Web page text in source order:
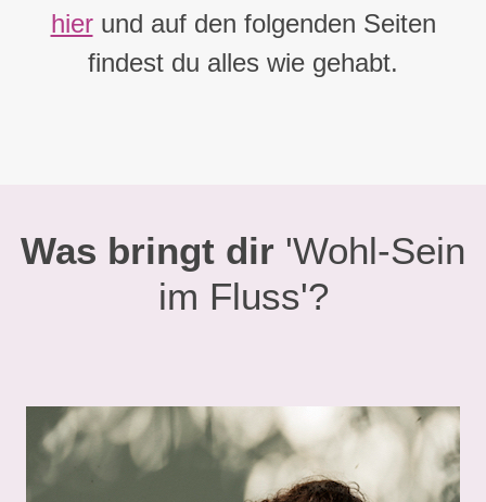
hierund auf den folgenden Seiten
findest du alles wie gehabt.
Was bringt dir 'Wohl-Sein
im Fluss'?